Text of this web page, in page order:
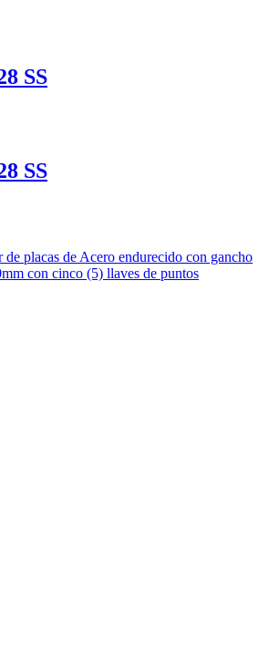
SS
SS
placas de Acero endurecido con gancho
con cinco (5) llaves de puntos